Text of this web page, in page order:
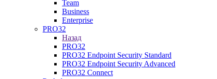
Team
Business
Enterprise
PRO32
Назад
PRO32
PRO32 Endpoint Security Standard
PRO32 Endpoint Security Advanced
PRO32 Connect